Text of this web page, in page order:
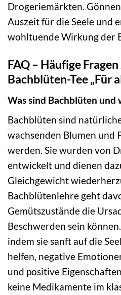
Drogeriemärkten.
Auszeit für die Seele und
wohltuende Wirkung der
FAQ – Häufige
Bachblüten-Tee „Für
Was sind Bachblüten und
Bachblüten sind
wachsenden Blumen und
werden. Sie wurden von
entwickelt und dienen
Gleichgewicht
Bachblütenlehre geht
Gemütszustände die
Beschwerden sein
indem sie sanft auf die
helfen, negative
und positive
keine Medikamente im